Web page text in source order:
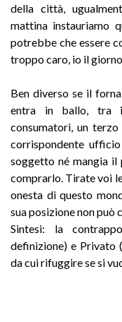
della città,
mattina instauriamo
potrebbe che essere
troppo caro, io il
Ben diverso se il
entra in ballo, tra
consumatori, un
corrispondente
soggetto né mangia il
comprarlo. Tirate voi
onesta di questo
sua posizione non può
Sintesi: la
definizione) e Privato
da cui rifuggire se si